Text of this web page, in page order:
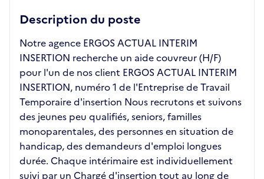
Description du poste
Notre agence ERGOS ACTUAL INTERIM
INSERTION recherche un aide couvreur (H/F)
pour l'un de nos client ERGOS ACTUAL INTERIM
INSERTION, numéro 1 de l'Entreprise de Travail
Temporaire d'insertion Nous recrutons et suivons
des jeunes peu qualifiés, seniors, familles
monoparentales, des personnes en situation de
handicap, des demandeurs d'emploi longues
durée. Chaque intérimaire est individuellement
suivi par un Chargé d'insertion tout au long de